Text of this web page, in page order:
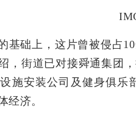
基础上，这片曾被侵占
，街道已对接舜通集团
施安装公司及健身俱
经济。